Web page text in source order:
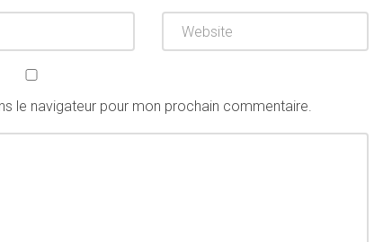
le navigateur pour mon prochain commentaire.